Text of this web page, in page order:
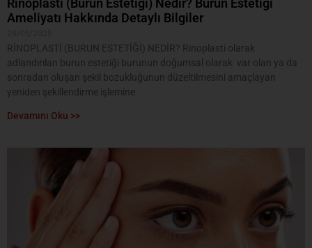
Rinoplasti (Burun Estetiği) Nedir? Burun Estetiği
Ameliyatı Hakkında Detaylı Bilgiler
RİNOPLASTİ (BURUN ESTETİĞİ) NEDİR? Rinoplasti olarak
adlandırılan burun estetiği burunun doğumsal olarak var olan ya da
sonradan oluşan şekil bozukluğunun düzeltilmesini amaçlayan
yeniden şekillendirme işlemine
Devamını Oku >>